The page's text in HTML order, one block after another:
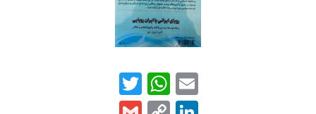
Email
WhatsApp
Twitter